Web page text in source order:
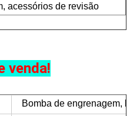
acessórios de revisão
venda!
Bomba de engrenagem,